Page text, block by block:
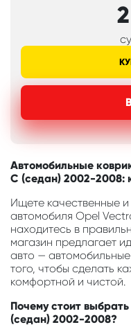
Автомобильные
C (седан) 2002-2008:
Ищете качественные
автомобиля Opel
находитесь в
магазин предлагает
авто —
того, чтобы сделать
комфортной и чистой.
Почему стоит
(седан) 2002-2008?